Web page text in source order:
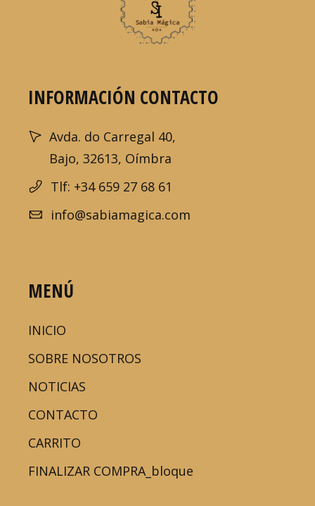
INFORMACIÓN CONTACTO
Avda. do Carregal 40,
Bajo, 32613, Oímbra
Tlf: +34 659 27 68 61
info@sabiamagica.com
MENÚ
INICIO
SOBRE NOSOTROS
NOTICIAS
CONTACTO
CARRITO
FINALIZAR COMPRA_bloque